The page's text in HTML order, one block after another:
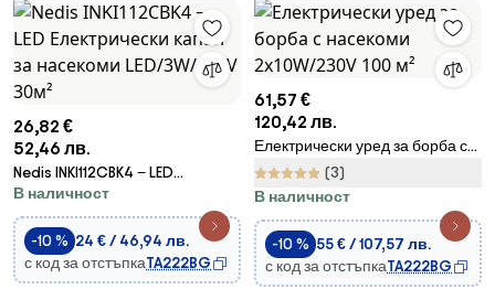
26,82 €
52,46 лв.
Nedis INKI112CBK4 − LED
Електрически капан за
насекоми LED/3W/230V 30м²
В наличност
-10 % 24 € / 46,94 лв.
с код за отстъпкаTA222BG
61,57 €
120,42 лв.
Електрически уред за борба с
насекоми 2x10W/230V 100 м²
(3)
В наличност
-10 % 55 € / 107,57 лв.
с код за отстъпкаTA222BG